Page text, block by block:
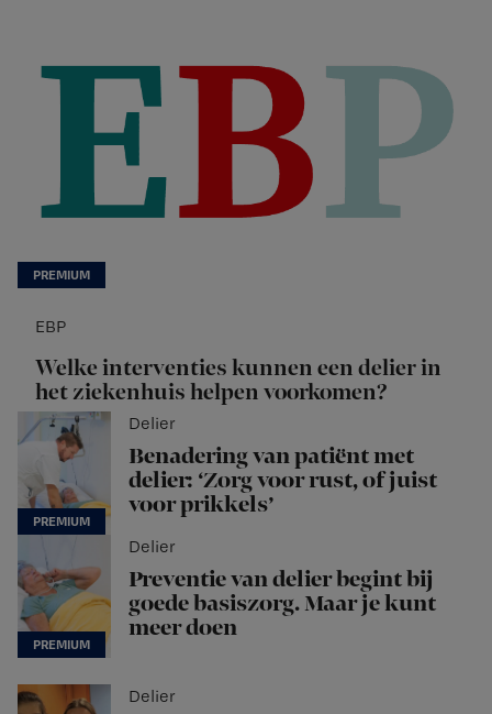
EBP
Welke interventies kunnen een delier in
het ziekenhuis helpen voorkomen?
Delier
Benadering van patiënt met
delier: ‘Zorg voor rust, of juist
voor prikkels’
Delier
Preventie van delier begint bij
goede basiszorg. Maar je kunt
meer doen
Delier